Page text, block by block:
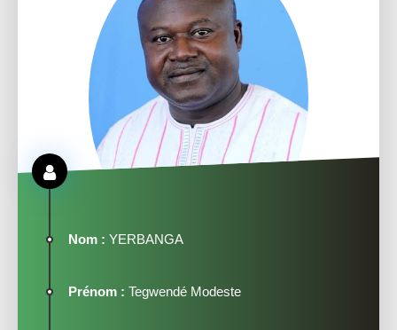
Nom : YERBANGA
Prénom : Tegwendé Modeste